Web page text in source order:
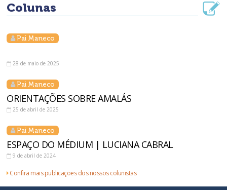
Colunas
Pai Maneco
28 de maio de 2025
Pai Maneco
ORIENTAÇÕES SOBRE AMALÁS
25 de abril de 2025
Pai Maneco
ESPAÇO DO MÉDIUM | LUCIANA CABRAL
9 de abril de 2024
Confira mais publicações dos nossos colunistas